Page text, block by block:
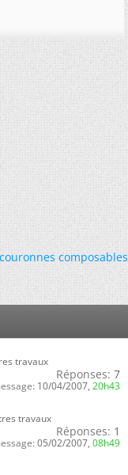
composables
travaux
Réponses: 7
10/04/2007, 20h43
travaux
Réponses: 1
05/02/2007, 08h49